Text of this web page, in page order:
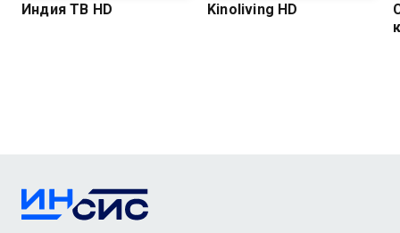
Индия ТВ HD Kinoliving HD